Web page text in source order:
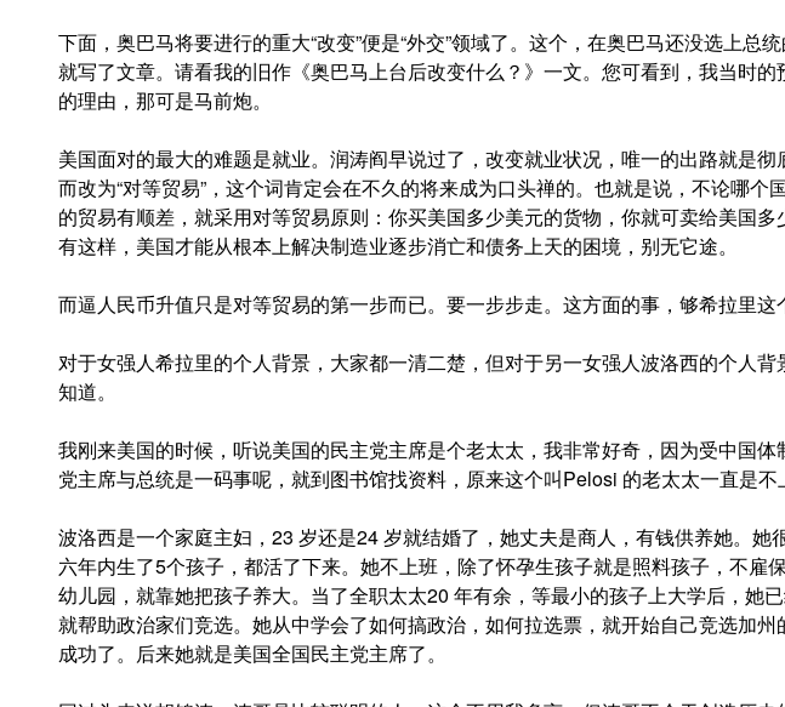
下面，奥巴马将要进行的重大“改变”便是“外交”领域了。这个，在奥巴马还没选上总
就写了文章。请看我的旧作《奥巴马上台后改变什么？》一文。您可看到，我当时的
的理由，那可是马前炮。
美国面对的最大的难题是就业。润涛阎早说过了，改变就业状况，唯一的出路就是彻
而改为“对等贸易”，这个词肯定会在不久的将来成为口头禅的。也就是说，不论哪个
的贸易有顺差，就采用对等贸易原则：你买美国多少美元的货物，你就可卖给美国多
有这样，美国才能从根本上解决制造业逐步消亡和债务上天的困境，别无它途。
而逼人民币升值只是对等贸易的第一步而已。要一步步走。这方面的事，够希拉里这
对于女强人希拉里的个人背景，大家都一清二楚，但对于另一女强人波洛西的个人背
知道。
我刚来美国的时候，听说美国的民主党主席是个老太太，我非常好奇，因为受中国体
党主席与总统是一码事呢，就到图书馆找资料，原来这个叫Pelosi 的老太太一直是不
波洛西是一个家庭主妇，23 岁还是24 岁就结婚了，她丈夫是商人，有钱供养她。她
六年内生了5个孩子，都活了下来。她不上班，除了怀孕生孩子就是照料孩子，不雇
幼儿园，就靠她把孩子养大。当了全职太太20 年有余，等最小的孩子上大学后，她
就帮助政治家们竞选。她从中学会了如何搞政治，如何拉选票，就开始自己竞选加州
成功了。后来她就是美国全国民主党主席了。